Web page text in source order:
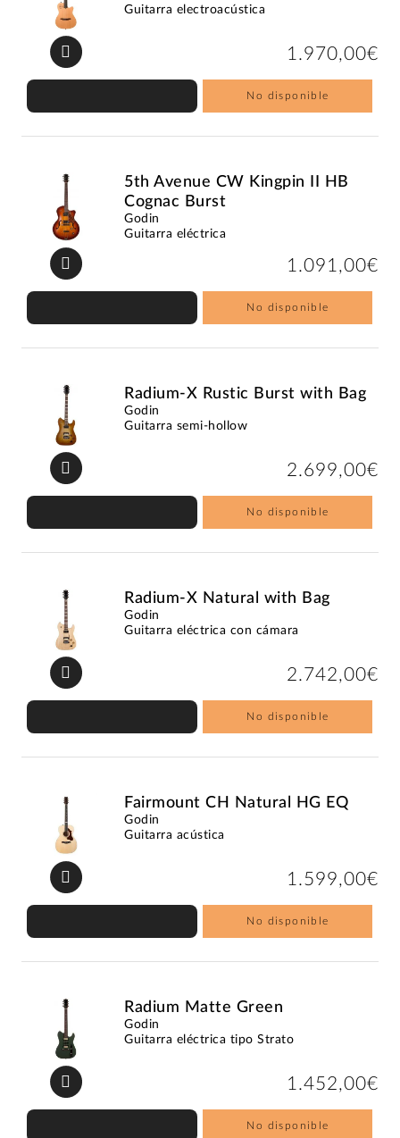
Guitarra electroacústica
1.970,00€
No disponible
5th Avenue CW Kingpin II HB
Cognac Burst
Godin
Guitarra eléctrica
1.091,00€
No disponible
Radium-X Rustic Burst with Bag
Godin
Guitarra semi-hollow
2.699,00€
No disponible
Radium-X Natural with Bag
Godin
Guitarra eléctrica con cámara
2.742,00€
No disponible
Fairmount CH Natural HG EQ
Godin
Guitarra acústica
1.599,00€
No disponible
Radium Matte Green
Godin
Guitarra eléctrica tipo Strato
1.452,00€
No disponible